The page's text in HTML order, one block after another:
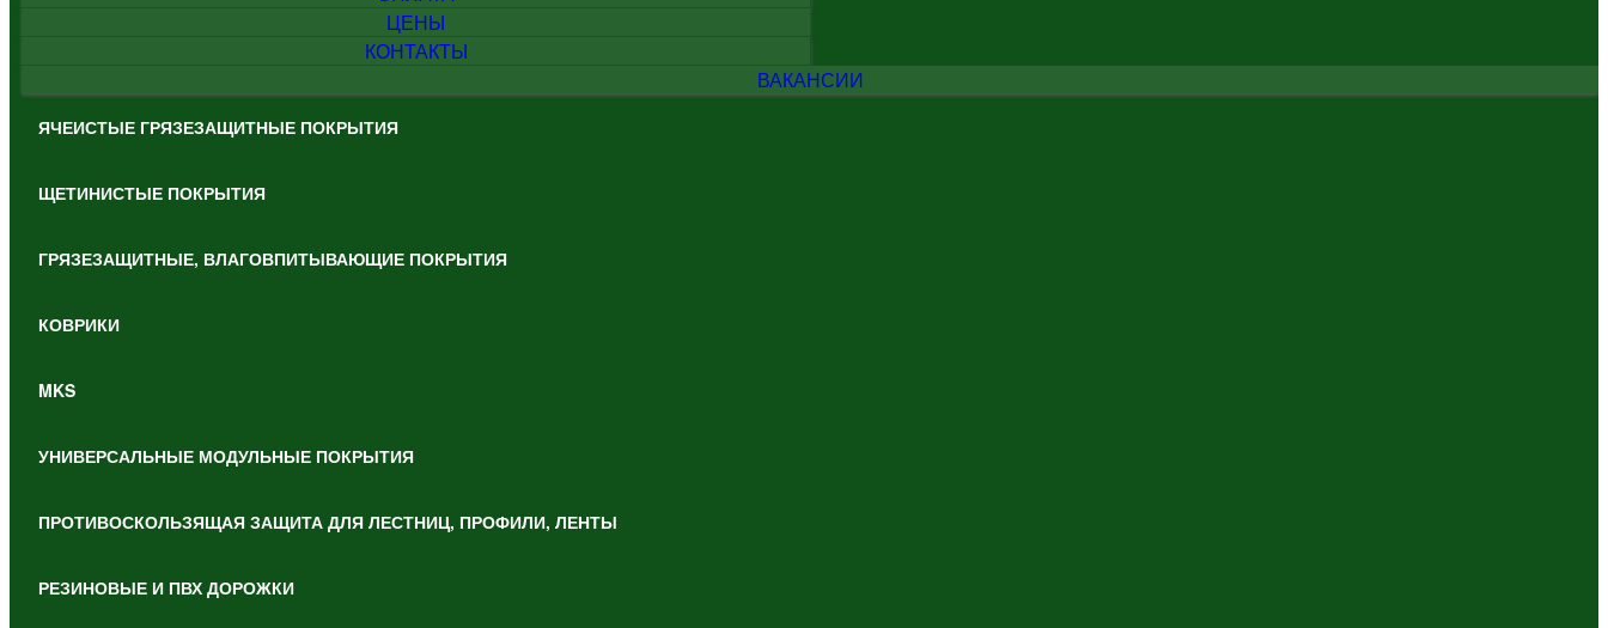
ЦЕНЫ
КОНТАКТЫ
ВАКАНСИИ
ЯЧЕИСТЫЕ ГРЯЗЕЗАЩИТНЫЕ ПОКРЫТИЯ
ЩЕТИНИСТЫЕ ПОКРЫТИЯ
ГРЯЗЕЗАЩИТНЫЕ, ВЛАГОВПИТЫВАЮЩИЕ ПОКРЫТИЯ
КОВРИКИ
MKS
УНИВЕРСАЛЬНЫЕ МОДУЛЬНЫЕ ПОКРЫТИЯ
ПРОТИВОСКОЛЬЗЯЩАЯ ЗАЩИТА ДЛЯ ЛЕСТНИЦ, ПРОФИЛИ, ЛЕНТЫ
РЕЗИНОВЫЕ И ПВХ ДОРОЖКИ